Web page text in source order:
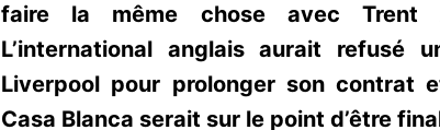
faire la même chose avec Trent
L’international anglais aurait refusé
Liverpool pour prolonger son contrat
Casa Blanca serait sur le point d’être